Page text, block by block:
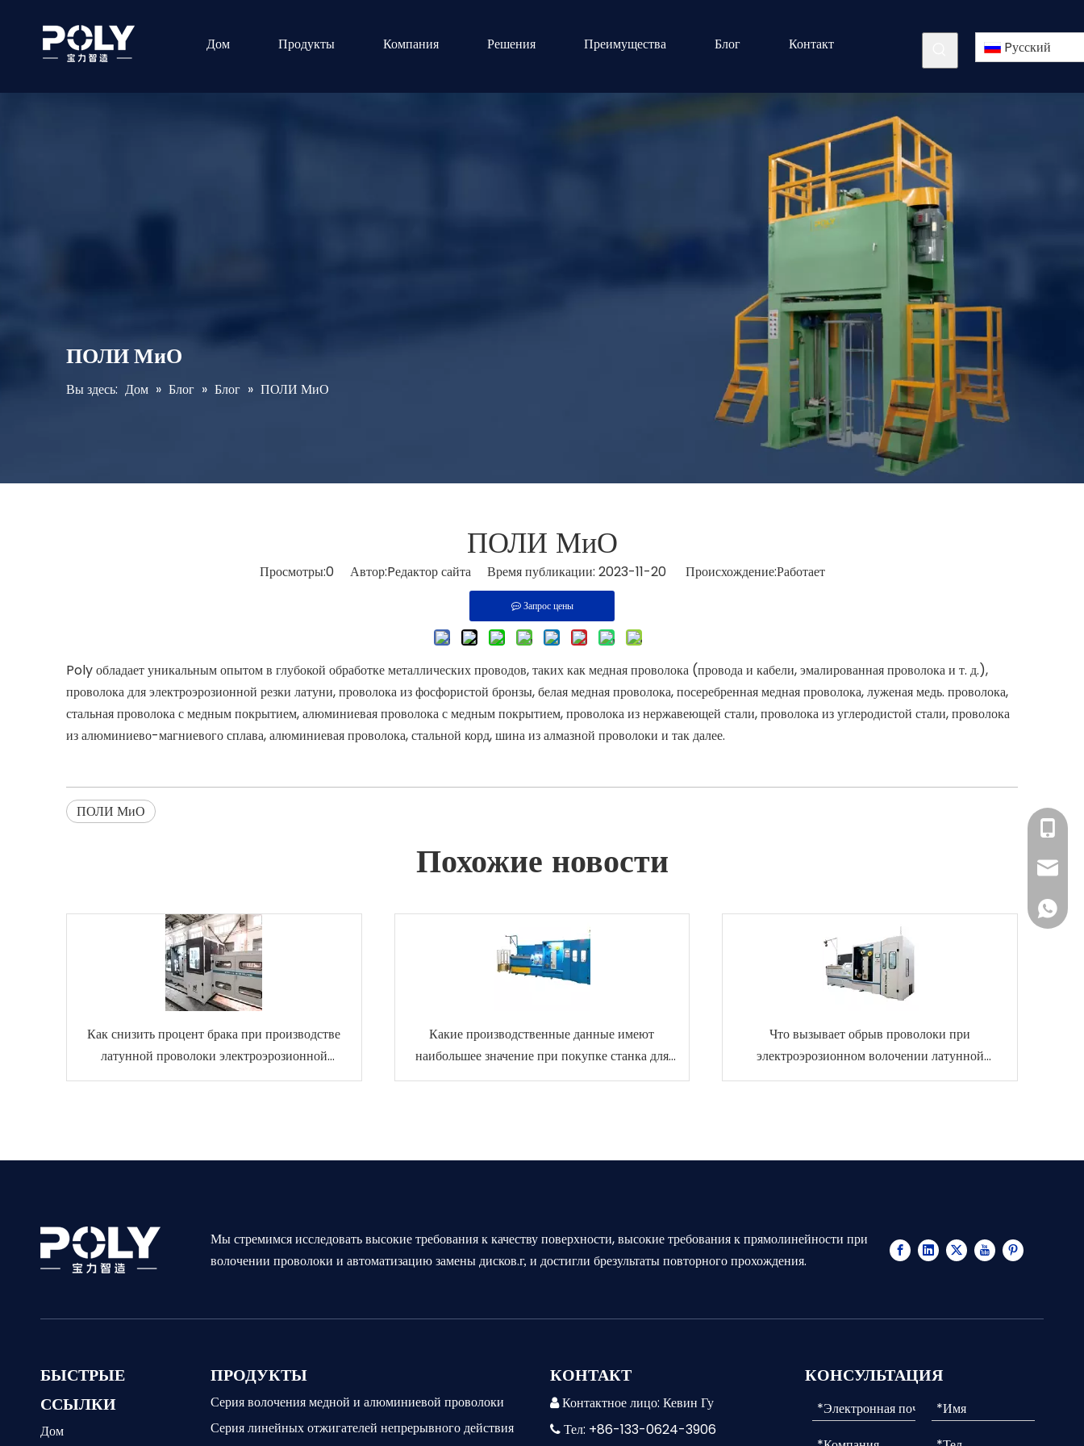
Дом Продукты Компания Решения Преимущества Блог Контакт Pусский
ПОЛИ МиО
Вы здесь: Дом » Блог » Блог » ПОЛИ МиО
ПОЛИ МиО
Просмотры:0Автор:Pедактор сайта Время публикации: 2023-11-20 Происхождение:Работает
Запрос цены
Poly обладает уникальным опытом в глубокой обработке металлических проводов, таких как медная проволока (провода и кабели, эмалированная проволока и т. д.),
проволока для электроэрозионной резки латуни, проволока из фосфористой бронзы, белая медная проволока, посеребренная медная проволока, луженая медь. проволока,
стальная проволока с медным покрытием, алюминиевая проволока с медным покрытием, проволока из нержавеющей стали, проволока из углеродистой стали, проволока
из алюминиево-магниевого сплава, алюминиевая проволока, стальной корд, шина из алмазной проволоки и так далее.
ПОЛИ МиО
Похожие новости
Как снизить процент брака при производстве
латунной проволоки электроэрозионной
обработки
Какие производственные данные имеют
наибольшее значение при покупке станка для
волочения латунной проволоки EDM?
Что вызывает обрыв проволоки при
электроэрозионном волочении латунной
проволоки и как его уменьшить
Мы стремимся исследовать высокие требования к качеству поверхности, высокие требования к прямолинейности при
волочении проволоки и автоматизацию замены дисков.г, и достигли брезультаты повторного прохождения.
БЫСТРЫЕ
ССЫЛКИ
Дом
ПРОДУКТЫ
Серия волочения медной и алюминиевой проволоки
Серия линейных отжигателей непрерывного действия
КОНТАКТ
Контактное лицо: Кевин Гу
Тел: +86-133-0624-3906
КОНСУЛЬТАЦИЯ
+86-
0060-